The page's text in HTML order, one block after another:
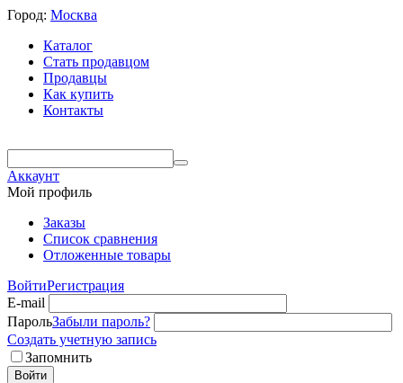
Город: Москва
Каталог
Стать продавцом
Продавцы
Как купить
Контакты
Аккаунт
Мой профиль
Заказы
Список сравнения
Отложенные товары
ВойтиРегистрация
E-mail
ПарольЗабыли пароль?
Создать учетную запись
Запомнить
Войти